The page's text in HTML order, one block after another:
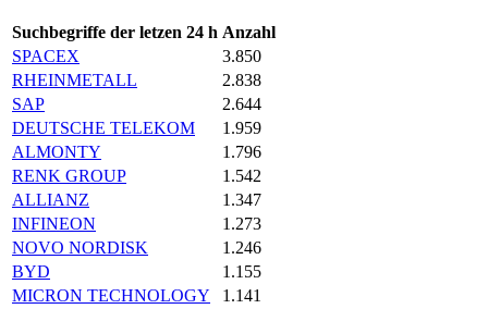
Suchbegriffe der letzen 24 h Anzahl
SPACEX
3.850
RHEINMETALL
2.838
SAP
2.644
DEUTSCHE TELEKOM
1.959
ALMONTY
1.796
RENK GROUP
1.542
ALLIANZ
1.347
INFINEON
1.273
NOVO NORDISK
1.246
BYD
1.155
MICRON TECHNOLOGY
1.141